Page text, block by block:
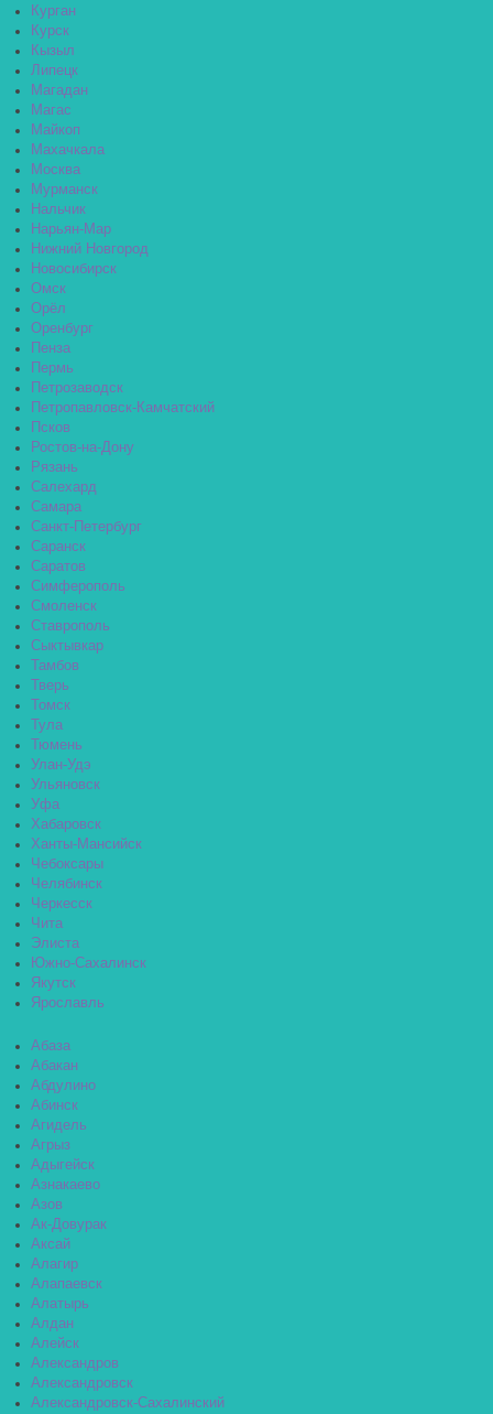
Курган
Курск
Кызыл
Липецк
Магадан
Магас
Майкоп
Махачкала
Москва
Мурманск
Нальчик
Нарьян-Мар
Нижний Новгород
Новосибирск
Омск
Орёл
Оренбург
Пенза
Пермь
Петрозаводск
Петропавловск-Камчатский
Псков
Ростов-на-Дону
Рязань
Салехард
Самара
Санкт-Петербург
Саранск
Саратов
Симферополь
Смоленск
Ставрополь
Сыктывкар
Тамбов
Тверь
Томск
Тула
Тюмень
Улан-Удэ
Ульяновск
Уфа
Хабаровск
Ханты-Мансийск
Чебоксары
Челябинск
Черкесск
Чита
Элиста
Южно-Сахалинск
Якутск
Ярославль
Абаза
Абакан
Абдулино
Абинск
Агидель
Агрыз
Адыгейск
Азнакаево
Азов
Ак-Довурак
Аксай
Алагир
Алапаевск
Алатырь
Алдан
Алейск
Александров
Александровск
Александровск-Сахалинский